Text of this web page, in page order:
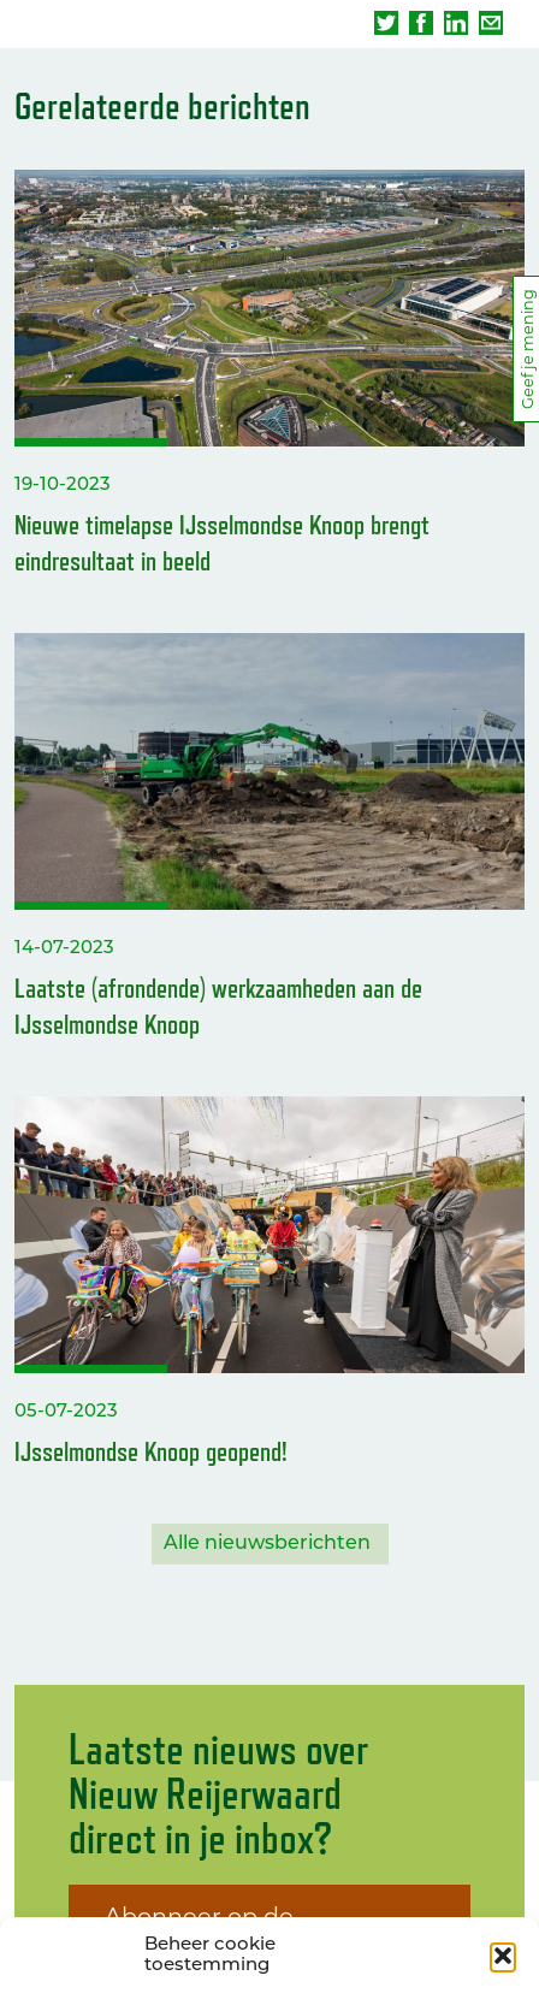
Beheer cookie
toestemming
Gerelateerde berichten
19-10-2023
Nieuwe timelapse IJsselmondse Knoop brengt
eindresultaat in beeld
14-07-2023
Laatste (afrondende) werkzaamheden aan de
IJsselmondse Knoop
05-07-2023
IJsselmondse Knoop geopend!
Alle nieuwsberichten
Laatste nieuws over
Nieuw Reijerwaard
direct in je inbox?
Abonneer op de
nieuwsbrief
Geef je mening